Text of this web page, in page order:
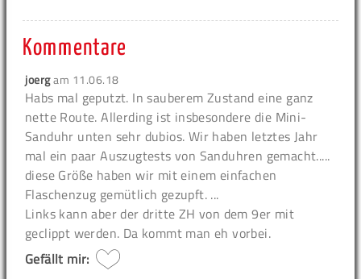
Kommentare
joergam 11.06.18
Habs mal geputzt. In sauberem Zustand eine ganz
nette Route. Allerding ist insbesondere die Mini-
Sanduhr unten sehr dubios. Wir haben letztes Jahr
mal ein paar Auszugtests von Sanduhren gemacht.....
diese Größe haben wir mit einem einfachen
Flaschenzug gemütlich gezupft. ...
Links kann aber der dritte ZH von dem 9er mit
geclippt werden. Da kommt man eh vorbei.
Gefällt mir: